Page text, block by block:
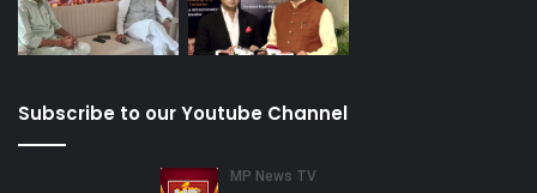
Subscribe to our Youtube Channel